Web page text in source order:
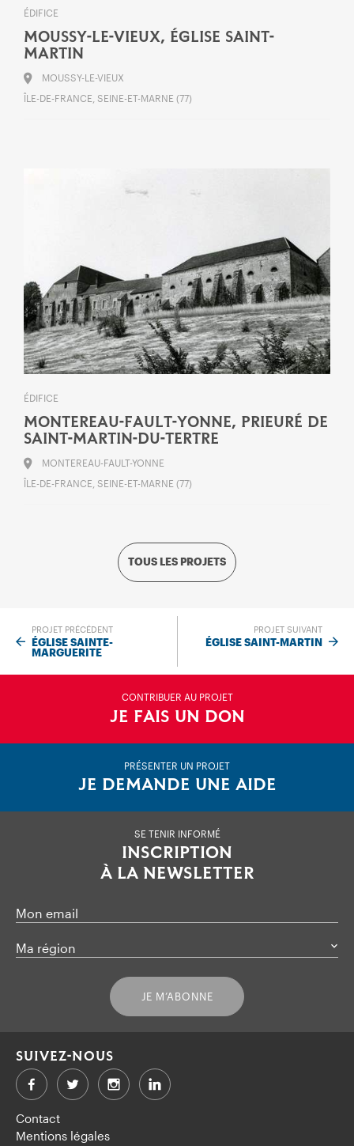
TOUS LES PROJETS
ÉDIFICE
MOUSSY-LE-VIEUX, ÉGLISE SAINT-
MARTIN
MOUSSY-LE-VIEUX
ÎLE-DE-FRANCE, SEINE-ET-MARNE (77)
ÉDIFICE
MONTEREAU-FAULT-YONNE, PRIEURÉ DE
SAINT-MARTIN-DU-TERTRE
MONTEREAU-FAULT-YONNE
ÎLE-DE-FRANCE, SEINE-ET-MARNE (77)
PROJET PRÉCÉDENT
ÉGLISE SAINTE-
MARGUERITE
PROJET SUIVANT
ÉGLISE SAINT-MARTIN
CONTRIBUER AU PROJET
JE FAIS UN DON
PRÉSENTER UN PROJET
JE DEMANDE UNE AIDE
SE TENIR INFORMÉ
INSCRIPTION
À LA NEWSLETTER
Mon email
Ma région
JE M’ABONNE
Contact
Mentions légales
SUIVEZ-NOUS
FacebookTwitter LinkedIn